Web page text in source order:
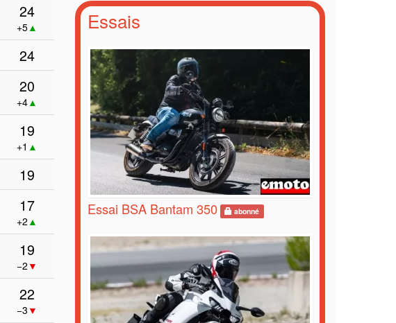
24
+5▲
24
20
+4▲
19
+1 ▲
19
17
+2 ▲
19
−2 ▼
22
−3 ▼
Essais
Essai BSA Bantam 350 abonné